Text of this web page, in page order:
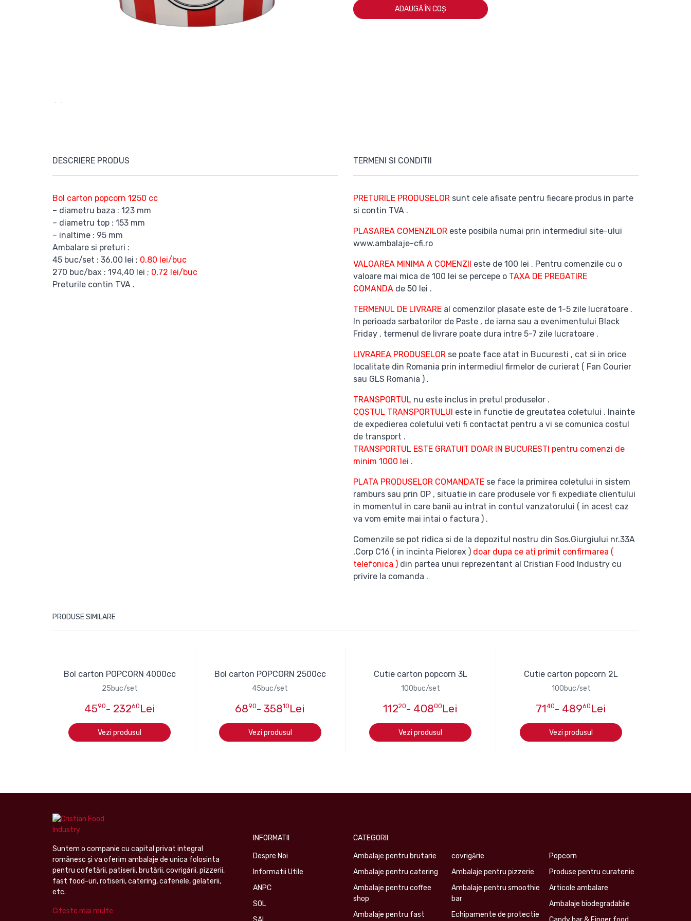
ADAUGĂ ÎN COȘ
DESCRIERE PRODUS
Bol carton popcorn 1250 cc
– diametru baza : 123 mm
– diametru top : 153 mm
– inaltime : 95 mm
Ambalare si preturi :
45 buc/set : 36,00 lei ; 0,80 lei/buc
270 buc/bax : 194,40 lei ; 0,72 lei/buc
Preturile contin TVA .
TERMENI SI CONDITII
PRETURILE PRODUSELOR sunt cele afisate pentru fiecare produs in parte
si contin TVA .
PLASAREA COMENZILOR este posibila numai prin intermediul site-ului
www.ambalaje-cfi.ro
VALOAREA MINIMA A COMENZII este de 100 lei . Pentru comenzile cu o
valoare mai mica de 100 lei se percepe o TAXA DE PREGATIRE
COMANDA de 50 lei .
TERMENUL DE LIVRARE al comenzilor plasate este de 1-5 zile lucratoare .
In perioada sarbatorilor de Paste , de iarna sau a evenimentului Black
Friday , termenul de livrare poate dura intre 5-7 zile lucratoare .
LIVRAREA PRODUSELOR se poate face atat in Bucuresti , cat si in orice
localitate din Romania prin intermediul firmelor de curierat ( Fan Courier
sau GLS Romania ) .
TRANSPORTUL nu este inclus in pretul produselor .
COSTUL TRANSPORTULUI este in functie de greutatea coletului . Inainte
de expedierea coletului veti fi contactat pentru a vi se comunica costul
de transport .
TRANSPORTUL ESTE GRATUIT DOAR IN BUCURESTI pentru comenzi de
minim 1000 lei .
PLATA PRODUSELOR COMANDATE se face la primirea coletului in sistem
ramburs sau prin OP , situatie in care produsele vor fi expediate clientului
in momentul in care banii au intrat in contul vanzatorului ( in acest caz
va vom emite mai intai o factura ) .
Comenzile se pot ridica si de la depozitul nostru din Sos.Giurgiului nr.33A
,Corp C16 ( in incinta Pielorex ) doar dupa ce ati primit confirmarea (
telefonica ) din partea unui reprezentant al Cristian Food Industry cu
privire la comanda .
PRODUSE SIMILARE
Bol carton POPCORN 4000cc
25buc/set
4590- 23260 Lei
Vezi produsul
Bol carton POPCORN 2500cc
45buc/set
6890- 35810 Lei
Vezi produsul
Cutie carton popcorn 3L
100buc/set
11220- 40800 Lei
Vezi produsul
Cutie carton popcorn 2L
100buc/set
7140- 48960 Lei
Vezi produsul
Suntem o companie cu capital privat integral
românesc şi va oferim ambalaje de unica folosinta
pentru cofetării, patiserii, brutării, covrigării, pizzerii,
fast food-uri, rotiserii, catering, cafenele, gelaterii,
etc.
Citeste mai multe
INFORMATII
Despre Noi
Informatii Utile
ANPC
SOL
CATEGORII
Ambalaje pentru brutarie
Ambalaje pentru catering
Ambalaje pentru coffee
shop
Ambalaje pentru fast
covrigărie
Ambalaje pentru pizzerie
Ambalaje pentru smoothie
bar
Echipamente de protectie
Popcorn
Produse pentru curatenie
Articole ambalare
Ambalaje biodegradabile